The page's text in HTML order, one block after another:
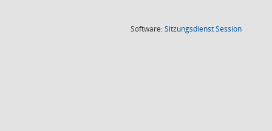
Software:SitzungsdienstSession(Wird in